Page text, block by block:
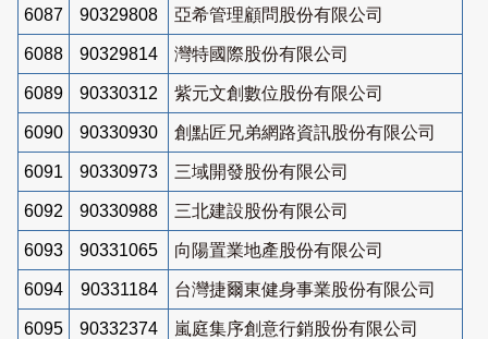
6087 90329808 亞希管理顧問股份有限公司
6088 90329814 灣特國際股份有限公司
6089 90330312 紫元文創數位股份有限公司
6090 90330930 創點匠兄弟網路資訊股份有限公司
6091 90330973 三域開發股份有限公司
6092 90330988 三北建設股份有限公司
6093 90331065 向陽置業地產股份有限公司
6094 90331184 台灣捷爾東健身事業股份有限公司
6095 90332374 嵐庭集序創意行銷股份有限公司